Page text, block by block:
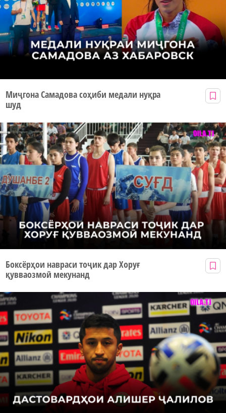
Миҷгона Самадова соҳиби медали нуқра
шуд
Боксёрҳои навраси тоҷик дар Хоруғ
қувваозмоӣ мекунанд